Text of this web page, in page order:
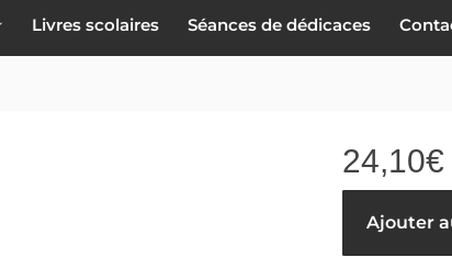
Livres scolaires Séances de dédicaces
24,10€
Ajouter